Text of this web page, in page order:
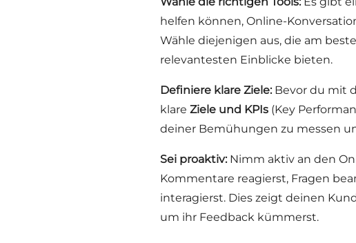
helfen können, Online-
Wähle diejenigen aus, die am
relevantesten Einblicke bieten.
Definiere klare Ziele:Bevor du mit
klareZiele und KPIs (Key
deiner Bemühungen zu messen
Sei proaktiv:Nimm aktiv an den
Kommentare reagierst, Fragen
interagierst. Dies zeigt deinen
um ihr Feedback kümmerst.